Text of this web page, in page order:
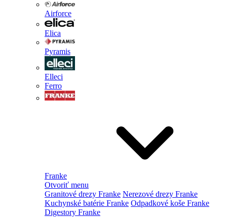
Airforce
Elica
Pyramis
Elleci
Ferro
Franke
Otvoriť menu
Granitové drezy Franke Nerezové drezy Franke
Kuchynské batérie Franke Odpadkové koše Franke
Digestory Franke